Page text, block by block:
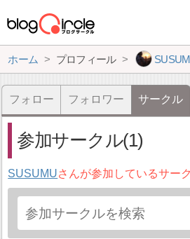
ホーム プロフィール
フォロー フォロワー サークル
参加サークル(1)
SUSUMUさんが参加しているサー